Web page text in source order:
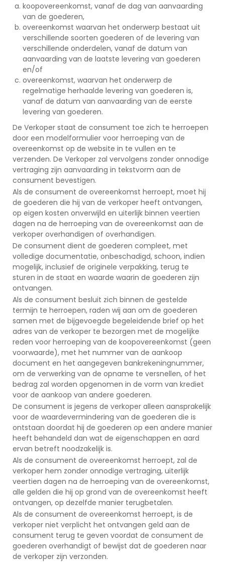
koopovereenkomst, vanaf de dag van aanvaarding
van de goederen,
overeenkomst waarvan het onderwerp bestaat uit
verschillende soorten goederen of de levering van
verschillende onderdelen, vanaf de datum van
aanvaarding van de laatste levering van goederen
en/of
overeenkomst, waarvan het onderwerp de
regelmatige herhaalde levering van goederen is,
vanaf de datum van aanvaarding van de eerste
levering van goederen.
De Verkoper staat de consument toe zich te herroepen
door een modelformulier voor herroeping van de
overeenkomst op de website in te vullen en te
verzenden. De Verkoper zal vervolgens zonder onnodige
vertraging zijn aanvaarding in tekstvorm aan de
consument bevestigen.
Als de consument de overeenkomst herroept, moet hij
de goederen die hij van de verkoper heeft ontvangen,
op eigen kosten onverwijld en uiterlijk binnen veertien
dagen na de herroeping van de overeenkomst aan de
verkoper overhandigen of overhandigen.
De consument dient de goederen compleet, met
volledige documentatie, onbeschadigd, schoon, indien
mogelijk, inclusief de originele verpakking, terug te
sturen in de staat en waarde waarin de goederen zijn
ontvangen.
Als de consument besluit zich binnen de gestelde
termijn te herroepen, raden wij aan om de goederen
samen met de bijgevoegde begeleidende brief op het
adres van de verkoper te bezorgen met de mogelijke
reden voor herroeping van de koopovereenkomst (geen
voorwaarde), met het nummer van de aankoop
document en het aangegeven bankrekeningnummer,
om de verwerking van de opname te versnellen, of het
bedrag zal worden opgenomen in de vorm van krediet
voor de aankoop van andere goederen.
De consument is jegens de verkoper alleen aansprakelijk
voor de waardevermindering van de goederen die is
ontstaan doordat hij de goederen op een andere manier
heeft behandeld dan wat de eigenschappen en aard
ervan betreft noodzakelijk is.
Als de consument de overeenkomst herroept, zal de
verkoper hem zonder onnodige vertraging, uiterlijk
veertien dagen na de herroeping van de overeenkomst,
alle gelden die hij op grond van de overeenkomst heeft
ontvangen, op dezelfde manier terugbetalen.
Als de consument de overeenkomst herroept, is de
verkoper niet verplicht het ontvangen geld aan de
consument terug te geven voordat de consument de
goederen overhandigt of bewijst dat de goederen naar
de verkoper zijn verzonden.